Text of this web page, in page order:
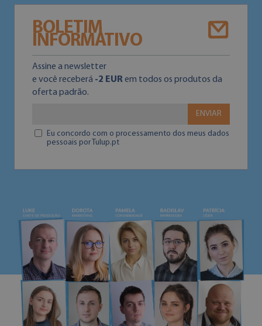
BOLETIM
INFORMATIVO
Assine a newsletter
e você receberá -2 EUR em todos os produtos da
oferta padrão.
ENVIAR
Eu concordo com o processamento dos meus dados
pessoais por Tulup.pt